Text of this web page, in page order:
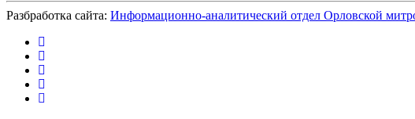
Разбработка сайта: Информационно-аналитический отдел Орловской